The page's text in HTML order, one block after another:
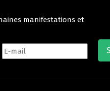
manifestations et